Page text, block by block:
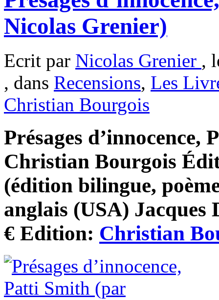
Nicolas Grenier)
Ecrit par Nicolas Grenier ,
, dans Recensions, Les
Christian Bourgois
Présages d’innocence,
Christian Bourgois
(édition bilingue,
anglais (USA) Jacques
€ Edition: Christian